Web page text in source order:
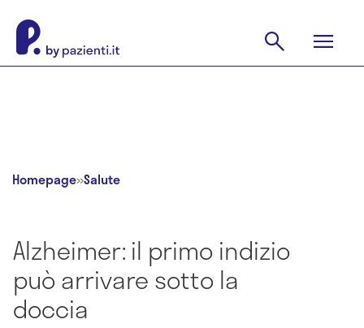
Homepage»Salute
Alzheimer: il primo indizio
può arrivare sotto la
doccia